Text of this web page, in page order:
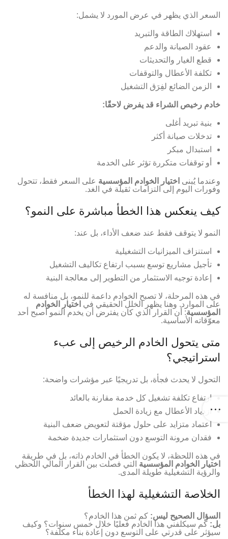
السعر الذي يظهر في عرض المورد لا يشمل:
استهلاك الطاقة والتبريد
عقود الصيانة والدعم
قطع الغيار والتحديثات
تكلفة الأعطال والتوقفات
الزمن الضائع لفِرَق التشغيل
خادم رخيص الشراء قد يفرض لاحقًا:
بنية تبريد أغلى
تدخلات صيانة أكثر
استبدال مبكر
أو توقفات متكررة تؤثر على الخدمة
وعندما يُبنى اختيار الخوادم المؤسسية على السعر فقط، تتحول
وفورات اليوم إلى التزامات ثقيلة في الغد.
كيف ينعكس هذا الخطأ مباشرة على النمو؟
النمو لا يتوقف فقط عند ضعف الأداء، بل عند:
استنزاف الميزانيات التشغيلية
تأجيل مشاريع توسع بسبب ارتفاع تكاليف التشغيل
إعادة توجيه الاستثمار من التطوير إلى معالجة البنية
في هذه المرحلة، لا تصبح الخوادم داعمة للنمو، بل منافسة له
على الموارد. وهنا يظهر الخلل الحقيقي في اختيار الخوادم
المؤسسية: أن القرار الذي كان يفترض أن يخدم النمو أصبح أحد
معوّقاته الأساسية.
متى يتحول الخادم الرخيص إلى عبء
استراتيجي؟
التحول لا يحدث فجأة، بل تدريجيًا عبر مؤشرات واضحة:
ارتفاع تكلفة تشغيل كل خدمة مقارنة بالعائد
ازدياد الأعطال مع زيادة الحمل
اعتماد متزايد على حلول مؤقتة لتعويض ضعف البنية
فقدان مرونة التوسع دون استثمارات جديدة ضخمة
في هذه اللحظة، لا يكون الخطأ في الخادم ذاته، بل في طريقة
اختيار الخوادم المؤسسية التي فصلت بين القرار المالي اللحظي
والرؤية التشغيلية طويلة المدى.
الخلاصة التشغيلية لهذا الخطأ
السؤال الصحيح ليس: كم ثمن هذا الخادم؟
بل: كم سيكلفني هذا الخادم فعليًا خلال خمس سنوات؟ وكيف
سيؤثر على قدرتي على التوسع دون إعادة بناء مكلفة؟